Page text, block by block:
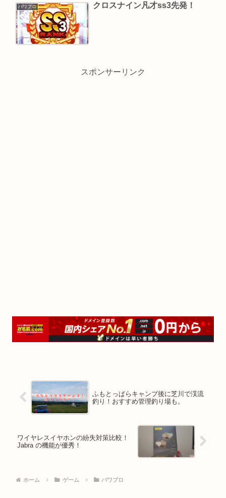
パワプロ クロスナイン凡才ss3先発！
スポンサーリンク
ふもとっぱらキャンプ後に芝川で渓流
釣り！おすすめ管理釣り場も。
ワイヤレスイヤホンの紛失対策比較！
Jabra の機能が優秀！
ホーム ゲーム パワプロ